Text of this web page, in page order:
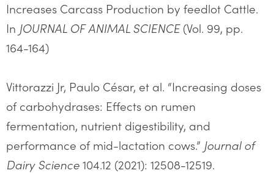
Increases Carcass Production by feedlot Cattle.
In JOURNAL OF ANIMAL SCIENCE(Vol. 99, pp.
164-164)
Vittorazzi Jr, Paulo César, et al. “Increasing doses
of carbohydrases: Effects on rumen
fermentation, nutrient digestibility, and
performance of mid-lactation cows.” Journal of
Dairy Science104.12 (2021): 12508-12519.